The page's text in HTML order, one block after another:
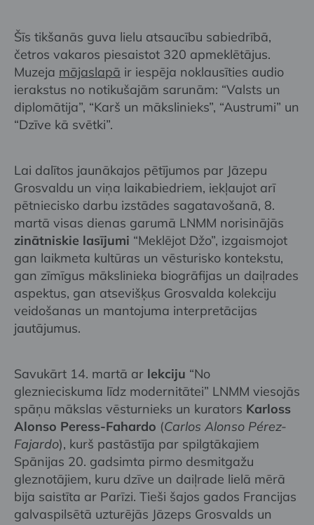
Šīs tikšanās guva lielu atsaucību sabiedrībā,
četros vakaros piesaistot 320 apmeklētājus.
Muzeja mājaslapā ir iespēja noklausīties audio
ierakstus no notikušajām sarunām: “Valsts un
diplomātija”, “Karš un mākslinieks”, “Austrumi” un
“Dzīve kā svētki”.
Lai dalītos jaunākajos pētījumos par Jāzepu
Grosvaldu un viņa laikabiedriem, iekļaujot arī
pētniecisko darbu izstādes sagatavošanā, 8.
martā visas dienas garumā LNMM norisinājās
zinātniskie lasījumi “Meklējot Džo”, izgaismojot
gan laikmeta kultūras un vēsturisko kontekstu,
gan zīmīgus mākslinieka biogrāfijas un daiļrades
aspektus, gan atsevišķus Grosvalda kolekciju
veidošanas un mantojuma interpretācijas
jautājumus.
Savukārt 14. martā ar lekciju “No
gleznieciskuma līdz modernitātei” LNMM viesojās
spāņu mākslas vēsturnieks un kurators Karloss
Alonso Peress-Fahardo (Carlos Alonso Pérez-
Fajardo), kurš pastāstīja par spilgtākajiem
Spānijas 20. gadsimta pirmo desmitgažu
gleznotājiem, kuru dzīve un daiļrade lielā mērā
bija saistīta ar Parīzi. Tieši šajos gados Francijas
galvaspilsētā uzturējās Jāzeps Grosvalds un